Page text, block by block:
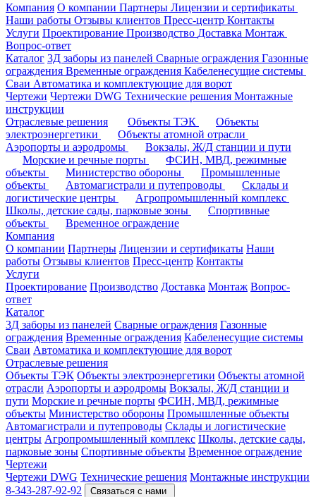
Компания О компании Партнеры Лицензии и сертификаты
Наши работы Отзывы клиентов Пресс-центр Контакты
Услуги Проектирование Производство Доставка Монтаж
Вопрос-ответ
Каталог 3Д заборы из панелей Сварные ограждения Газонные
ограждения Временные ограждения Кабеленесущие системы
Cваи Автоматика и комплектующие для ворот
Чертежи Чертежи DWG Технические решения Монтажные
инструкции
Отраслевые решения
Объекты ТЭК
Объекты
электроэнергетики
Объекты атомной отрасли
Аэропорты и аэродромы
Вокзалы, Ж/Д станции и пути
Морские и речные порты
ФСИН, МВД, режимные
объекты
Министерство обороны
Промышленные
объекты
Автомагистрали и путепроводы
Склады и
логистические центры
Агропромышленный комплекс
Школы, детские сады, парковые зоны
Спортивные
объекты
Временное ограждение
Компания
О компании Партнеры Лицензии и сертификаты Наши
работы Отзывы клиентов Пресс-центр Контакты
Услуги
Проектирование Производство Доставка Монтаж Вопрос-
ответ
Каталог
3Д заборы из панелей Сварные ограждения Газонные
ограждения Временные ограждения Кабеленесущие системы
Cваи Автоматика и комплектующие для ворот
Отраслевые решения
Объекты ТЭК Объекты электроэнергетики Объекты атомной
отрасли Аэропорты и аэродромы Вокзалы, Ж/Д станции и
пути Морские и речные порты ФСИН, МВД, режимные
объекты Министерство обороны Промышленные объекты
Автомагистрали и путепроводы Склады и логистические
центры Агропромышленный комплекс Школы, детские сады,
парковые зоны Спортивные объекты Временное ограждение
Чертежи
Чертежи DWG Технические решения Монтажные инструкции
8-343-287-92-92
Связаться с нами